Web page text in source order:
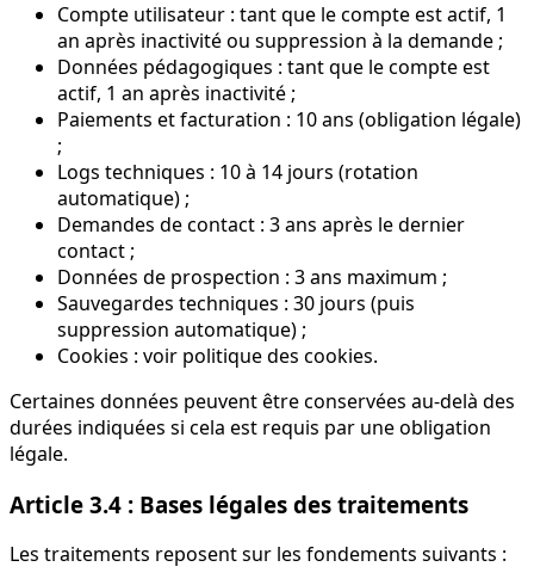
Compte utilisateur : tant que le compte est actif, 1
an après inactivité ou suppression à la demande ;
Données pédagogiques : tant que le compte est
actif, 1 an après inactivité ;
Paiements et facturation : 10 ans (obligation légale)
;
Logs techniques : 10 à 14 jours (rotation
automatique) ;
Demandes de contact : 3 ans après le dernier
contact ;
Données de prospection : 3 ans maximum ;
Sauvegardes techniques : 30 jours (puis
suppression automatique) ;
Cookies : voir politique des cookies.
Certaines données peuvent être conservées au-delà des
durées indiquées si cela est requis par une obligation
légale.
Article 3.4 : Bases légales des traitements
Les traitements reposent sur les fondements suivants :